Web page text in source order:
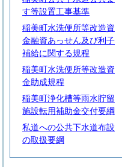
す等設置工事基準
稲美町水洗便所等改造資
金融資あっせん及び利子
補給に関する規程
稲美町水洗便所等改造資
金助成規程
稲美町浄化槽等雨水貯留
施設転用補助金交付要綱
私道への公共下水道布設
の取扱要綱